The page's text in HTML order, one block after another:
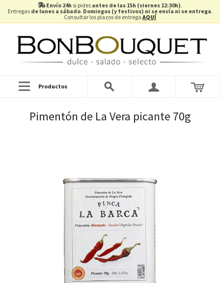
Envío 24h si pides antes de las 15h (viernes 12:30h).
Entregas de lunes a sábado. Domingos (y festivos) ni se envía ni se entrega.
Consultar los plazos de entrega AQUÍ
Productos
Pimentón de La Vera picante 70g